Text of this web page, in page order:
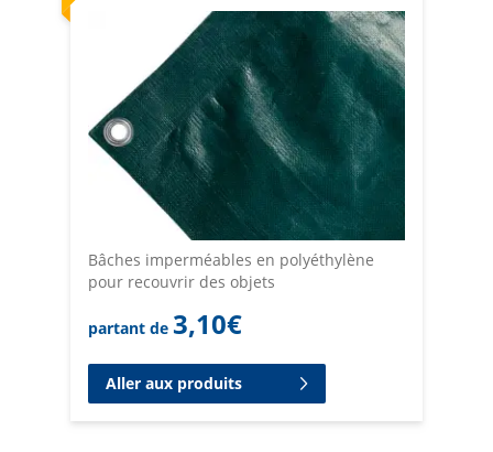
Bâches imperméables en polyéthylène
pour recouvrir des objets
partant de 3,10€
Aller aux produits